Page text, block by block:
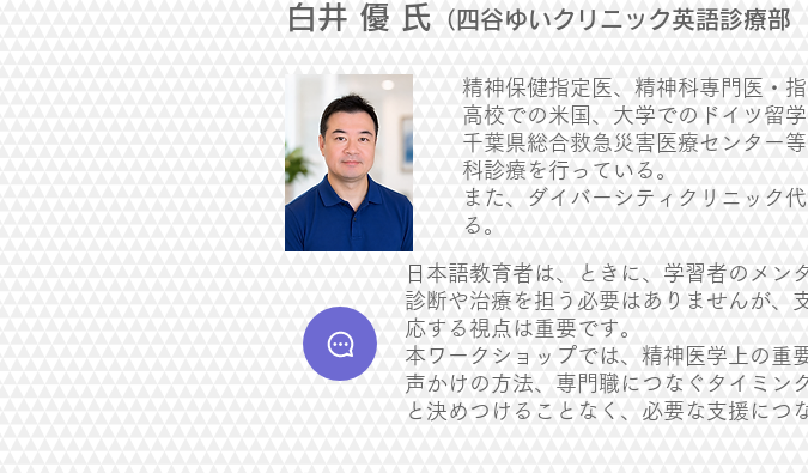
白井 優 氏 （四谷ゆいクリニック英語診療部
精神保健指定医、精神科専門医・指
高校での米国、大学でのドイツ留
千葉県総合救急災害医療センター
科診療を行っている。
また、ダイバーシティクリニック
る。
日本語教育者は、ときに、学習者のメン
診断や治療を担う必要はありませんが、
応する視点は重要です。
本ワークショップでは、精神医学上の重
声かけの方法、専門職につなぐタイミン
と決めつけることなく、必要な支援につ